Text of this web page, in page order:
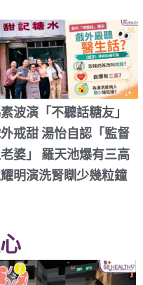
波演「不聽話糖友」
戒甜 湯怡自認「監督
婆」 羅天池爆有三高
明演洗腎瞓少幾粒鐘